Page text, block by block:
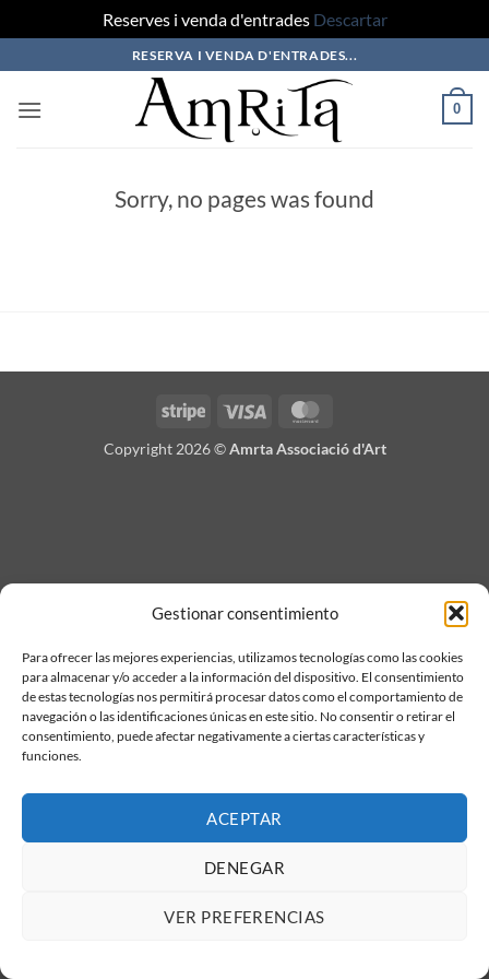
Gestionar consentimiento
Para ofrecer las mejores experiencias, utilizamos tecnologías como las cookies
para almacenar y/o acceder a la información del dispositivo. El consentimiento
de estas tecnologías nos permitirá procesar datos como el comportamiento de
navegación o las identificaciones únicas en este sitio. No consentir o retirar el
consentimiento, puede afectar negativamente a ciertas características y
funciones.
ACEPTAR
DENEGAR
VER PREFERENCIAS
Reserves i venda d'entrades Descartar
al
contenido
RESERVA I VENDA D'ENTRADES...
0
Sorry, no pages was found
Stripe Visa
Copyright 2026 ©Amrta Associació d'Art